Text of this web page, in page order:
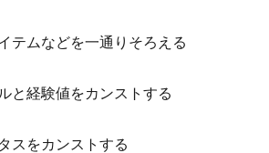
テムなどを一通りそろえる
と経験値をカンストする
スをカンストする